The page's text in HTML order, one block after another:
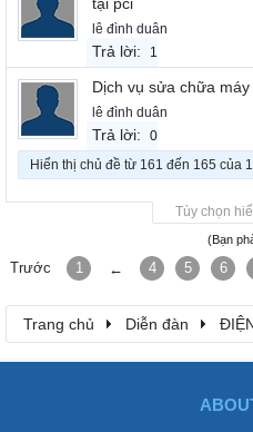
tại pci
lê đình duân
Trả lời: 1
Dịch vụ sửa chữa
lê đình duân
Trả lời: 0
Hiển thị chủ đề từ 161 đến 165 của
Tùy chọn
(Bạn
Trước 1 ← 4 5 6
Trang chủ Diễn đàn